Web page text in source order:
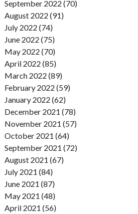
September 2022 (70)
August 2022 (91)
July 2022 (74)
June 2022 (75)
May 2022 (70)
April 2022 (85)
March 2022 (89)
February 2022 (59)
January 2022 (62)
December 2021 (78)
November 2021 (57)
October 2021 (64)
September 2021 (72)
August 2021 (67)
July 2021 (84)
June 2021 (87)
May 2021 (48)
April 2021 (56)